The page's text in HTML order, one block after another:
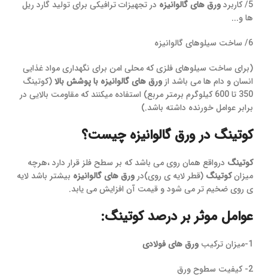
5/ کاربرد ورق های گالوانیزه در تجهیزات ترافیکی برای تولید گارد ریل
ها و...
6/ ساخت سیلوهای گالوانیزه
(برای ساخت سیلوهای فلزی که محلی امن برای نگهداری مواد غذایی
انسان و دام ها می باشد از ورق های گالوانیزه با پوشش بالا(کوتینگ
350 تا 600 کیلوگرم برمتر مربع) استفاده میکنند که مقاومت بالایی در
برابر عوامل خورنده داشته باشد.)
کوتینگ در ورق گالوانیزه چیست؟
کوتینگ درواقع همان روی می باشد که بر سطح فلز قرار دارد ،هرچه
میزانکوتینگ (قطر لایه ی روی)در ورق های گالوانیزه بیشتر باشد لایه
ی روی ضخیم تر می شود و قیمت آن افزایش می یابد.
عوامل موثر بر درصد کوتینگ:
1-میزان ترکیب
ورق های فولادی
2- کیفیت سطوح ورق